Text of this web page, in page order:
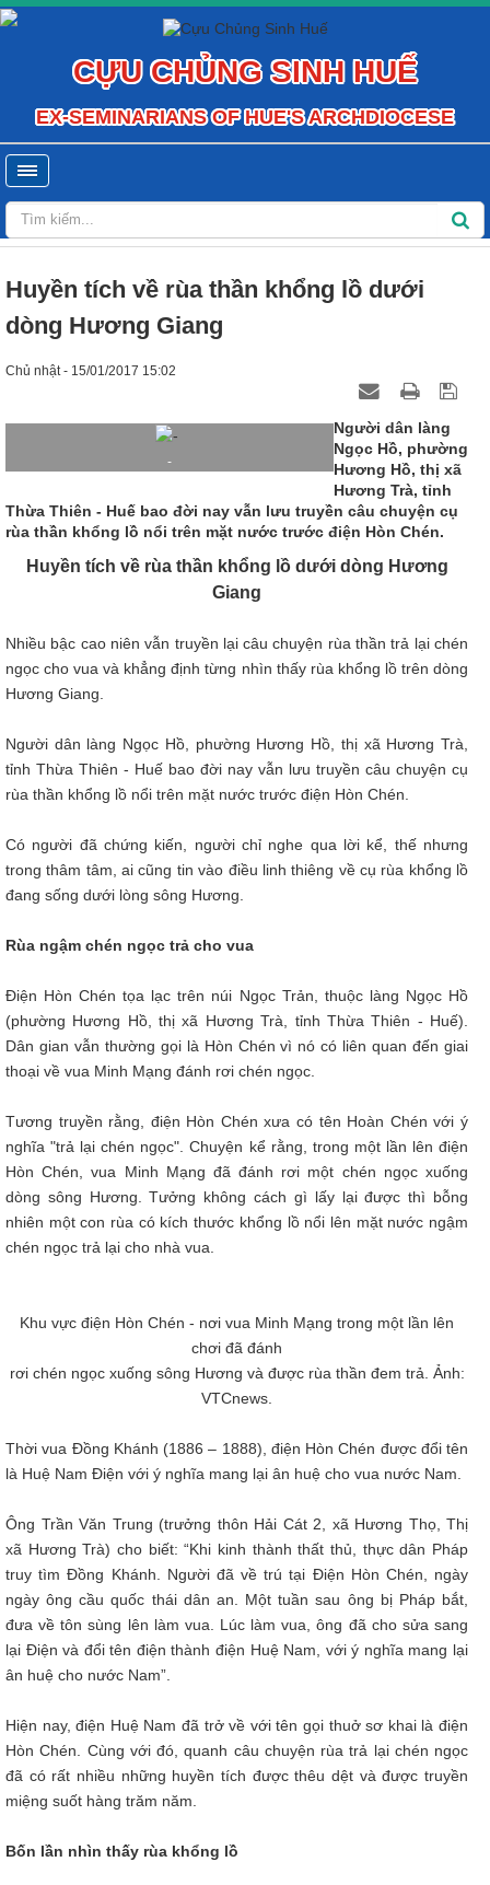
CỰU CHỦNG SINH HUẾ
EX-SEMINARIANS OF HUE'S ARCHDIOCESE
Huyền tích về rùa thần khổng lồ dưới
dòng Hương Giang
Chủ nhật - 15/01/2017 15:02
-
Người dân làng
Ngọc Hồ, phường
Hương Hồ, thị xã
Hương Trà, tỉnh
Thừa Thiên - Huế bao đời nay vẫn lưu truyền câu chuyện cụ
rùa thần khổng lồ nổi trên mặt nước trước điện Hòn Chén.
Huyền tích về rùa thần khổng lồ dưới dòng Hương
Giang
Nhiều bậc cao niên vẫn truyền lại câu chuyện rùa thần trả lại chén
ngọc cho vua và khẳng định từng nhìn thấy rùa khổng lồ trên dòng
Hương Giang.
Người dân làng Ngọc Hồ, phường Hương Hồ, thị xã Hương Trà,
tỉnh Thừa Thiên - Huế bao đời nay vẫn lưu truyền câu chuyện cụ
rùa thần khổng lồ nổi trên mặt nước trước điện Hòn Chén.
Có người đã chứng kiến, người chỉ nghe qua lời kể, thế nhưng
trong thâm tâm, ai cũng tin vào điều linh thiêng về cụ rùa khổng lồ
đang sống dưới lòng sông Hương.
Rùa ngậm chén ngọc trả cho vua
Điện Hòn Chén tọa lạc trên núi Ngọc Trản, thuộc làng Ngọc Hồ
(phường Hương Hồ, thị xã Hương Trà, tỉnh Thừa Thiên - Huế).
Dân gian vẫn thường gọi là Hòn Chén vì nó có liên quan đến giai
thoại về vua Minh Mạng đánh rơi chén ngọc.
Tương truyền rằng, điện Hòn Chén xưa có tên Hoàn Chén với ý
nghĩa "trả lại chén ngọc". Chuyện kể rằng, trong một lần lên điện
Hòn Chén, vua Minh Mạng đã đánh rơi một chén ngọc xuống
dòng sông Hương. Tưởng không cách gì lấy lại được thì bỗng
nhiên một con rùa có kích thước khổng lồ nổi lên mặt nước ngậm
chén ngọc trả lại cho nhà vua.
Khu vực điện Hòn Chén - nơi vua Minh Mạng trong một lần lên
chơi đã đánh
rơi chén ngọc xuống sông Hương và được rùa thần đem trả. Ảnh:
VTCnews.
Thời vua Đồng Khánh (1886 – 1888), điện Hòn Chén được đổi tên
là Huệ Nam Điện với ý nghĩa mang lại ân huệ cho vua nước Nam.
Ông Trần Văn Trung (trưởng thôn Hải Cát 2, xã Hương Thọ, Thị
xã Hương Trà) cho biết: “Khi kinh thành thất thủ, thực dân Pháp
truy tìm Đồng Khánh. Người đã về trú tại Điện Hòn Chén, ngày
ngày ông cầu quốc thái dân an. Một tuần sau ông bị Pháp bắt,
đưa về tôn sùng lên làm vua. Lúc làm vua, ông đã cho sửa sang
lại Điện và đổi tên điện thành điện Huệ Nam, với ý nghĩa mang lại
ân huệ cho nước Nam”.
Hiện nay, điện Huệ Nam đã trở về với tên gọi thuở sơ khai là điện
Hòn Chén. Cùng với đó, quanh câu chuyện rùa trả lại chén ngọc
đã có rất nhiều những huyền tích được thêu dệt và được truyền
miệng suốt hàng trăm năm.
Bốn lần nhìn thấy rùa khổng lồ